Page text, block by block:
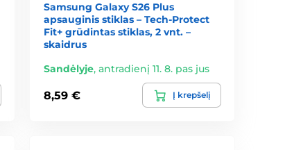
Samsung Galaxy S26 Plus
apsauginis stiklas – Tech-Protect
Fit+ grūdintas stiklas, 2 vnt. –
skaidrus
Sandėlyje,antradienį 11. 8. pas jus
8,59 € Į krepšelį